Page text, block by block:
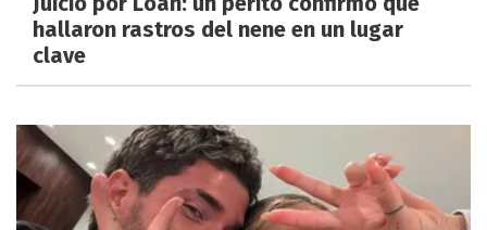
hallaron rastros del nene en un lugar
clave